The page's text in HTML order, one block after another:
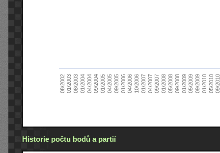
08/200201/200308/200301/200404/200409/200401/200504/200509/200501/200604/200610/200601/200704/200709/200701/200805/200809/200801/200905/200909/200901/201005/201009/
Historie počtu bodů a partií